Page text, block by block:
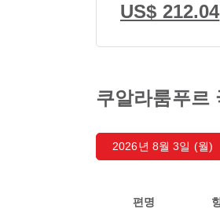
US$ 212.04
쿠알라룸푸르
2026년 8월 3일 (월)
편명